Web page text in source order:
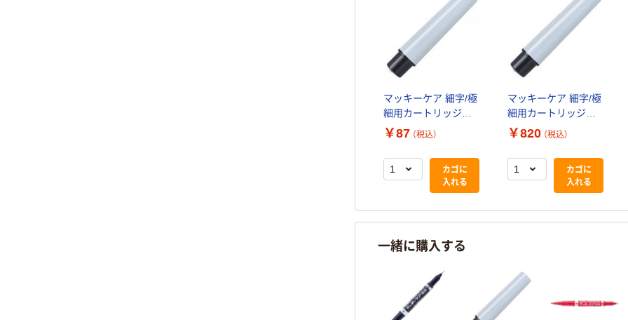
マッキーケア 細字/極
細用カートリッジセ
ット 黒 1パック（2本
￥87 （税込）
カゴに
入れる
マッキーケア 細字/極
細用カートリッジセ
ット 黒 10パック（2本
ラ
￥820 （税込）
カゴに
入れる
一緒に購入する